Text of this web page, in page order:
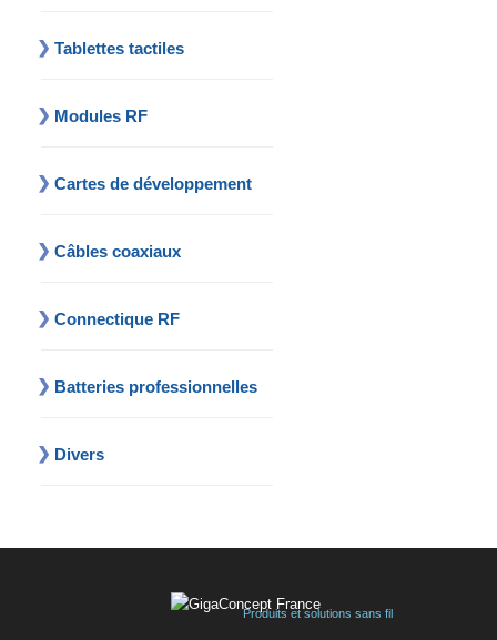
Tablettes tactiles
Modules RF
Cartes de développement
Câbles coaxiaux
Connectique RF
Batteries professionnelles
Divers
Produits et solutions sans fil